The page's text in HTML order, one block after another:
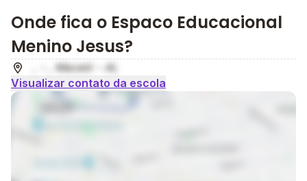
Onde fica o Espaco Educacional
Menino Jesus?
, - , Maceió - AL
Visualizar contato da escola